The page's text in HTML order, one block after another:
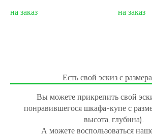
на заказ на заказ
Есть свой эскиз с
Вы можете прикрепить свой
понравившегося шкафа-купе с
высота, глубина).
А можете воспользоваться